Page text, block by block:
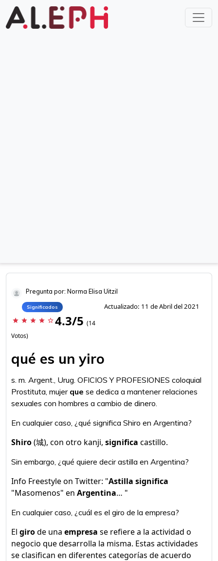
Pregunta por: Norma Elisa Uitzil
Significados Actualizado: 11 de Abril del 2021
star star star star star_border 4.3/5 (14
Votos)
qué es un yiro
s. m. Argent., Urug. OFICIOS Y PROFESIONES coloquial
Prostituta, mujer que se dedica a mantener relaciones
sexuales con hombres a cambio de dinero.
En cualquier caso, ¿qué significa Shiro en Argentina?
Shiro(城), con otro kanji, significa castillo.
Sin embargo, ¿qué quiere decir astilla en Argentina?
Info Freestyle on Twitter: "Astilla significa
"Masomenos" en Argentina… "
En cualquier caso, ¿cuál es el giro de la empresa?
El girode una empresa se refiere a la actividad o
negocio que desarrolla la misma. Estas actividades
se clasifican en diferentes categorías de acuerdo